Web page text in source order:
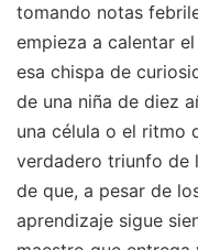
tomando notas
empieza a calentar
esa chispa de
de una niña de diez
una célula o el ritmo
verdadero triunfo de
de que, a pesar de
aprendizaje sigue